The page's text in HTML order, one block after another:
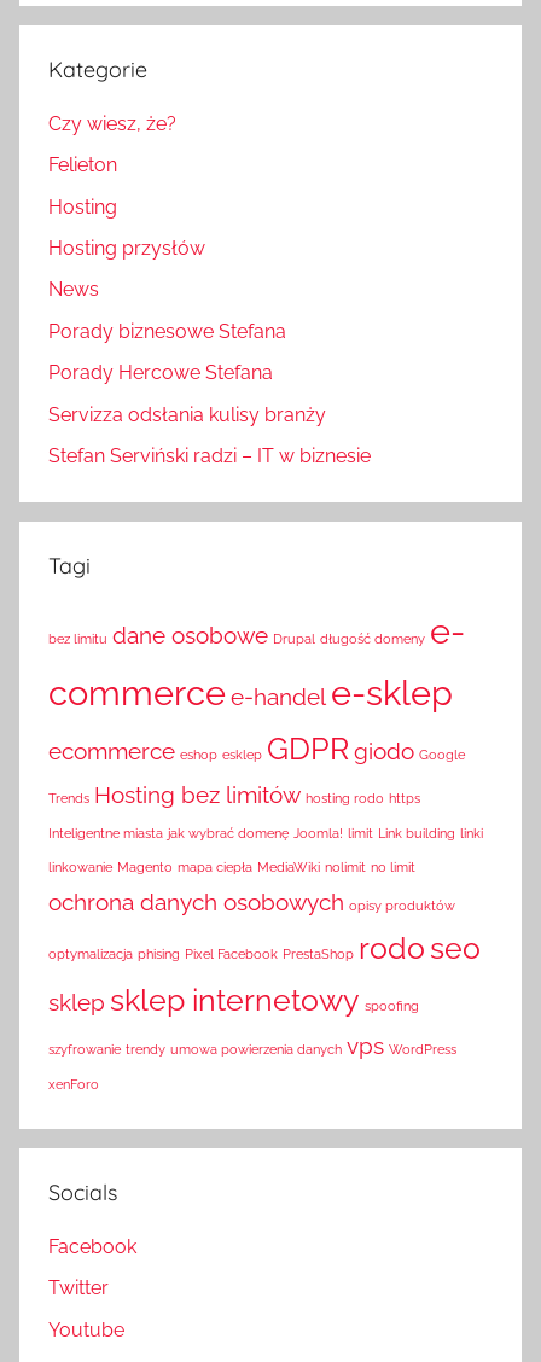
Kategorie
Czy wiesz, że?
Felieton
Hosting
Hosting przysłów
News
Porady biznesowe Stefana
Porady Hercowe Stefana
Servizza odsłania kulisy branży
Stefan Serviński radzi – IT w biznesie
Tagi
bez limitu dane osobowe Drupal długość domeny e-
commercee-handel e-sklep
ecommerce eshop esklep GDPRgiodo Google
Trends Hosting bez limitów hosting rodo https
Inteligentne miasta jak wybrać domenę Joomla! limit Link building linki
linkowanie Magento mapa ciepła MediaWiki nolimit no limit
ochrona danych osobowych opisy produktów
optymalizacja phising Pixel Facebook PrestaShop rodo seo
sklep sklep internetowy spoofing
szyfrowanie trendy umowa powierzenia danych vps WordPress
xenForo
Socials
Facebook
Twitter
Youtube